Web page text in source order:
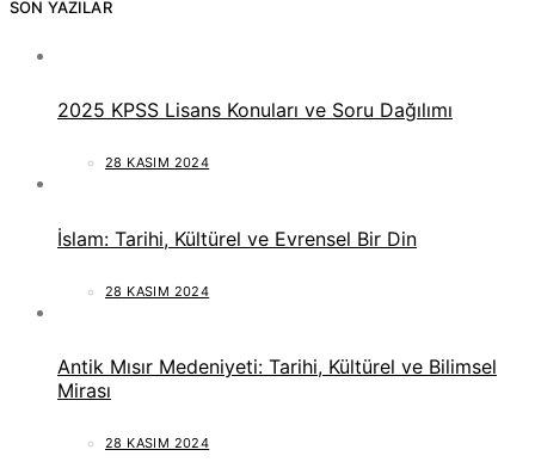
SON YAZILAR
2025 KPSS Lisans Konuları ve Soru Dağılımı
28 KASIM 2024
İslam: Tarihi, Kültürel ve Evrensel Bir Din
28 KASIM 2024
Antik Mısır Medeniyeti: Tarihi, Kültürel ve Bilimsel
Mirası
28 KASIM 2024